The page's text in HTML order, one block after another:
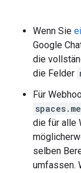
Wenn Sie
Google
die
die Felder
Für
die für alle
selben
umfassen.